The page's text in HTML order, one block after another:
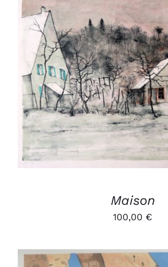
AJOUTER AU PANIER
DÉTAILS
Maison
100,00 €